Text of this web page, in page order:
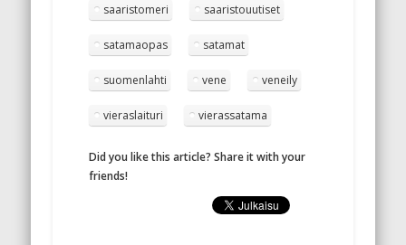
saaristomeri saaristouutiset
satamaopas satamat
suomenlahti vene veneily
vieraslaituri vierassatama
Did you like this article? Share it with your
friends!